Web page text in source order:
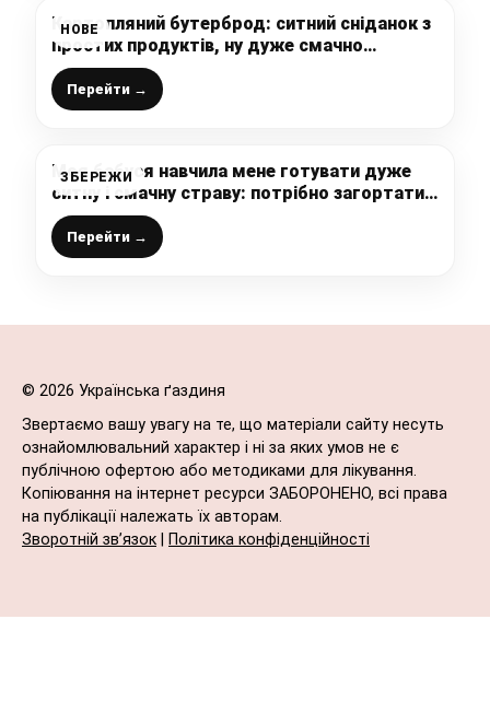
НОВЕ
Картопляний бутерброд: ситний сніданок з
простих продуктів, ну дуже смачно
виходить
Перейти →
ЗБЕРЕЖИ
Моя бабуся навчила мене готувати дуже
ситну і смачну страву: потрібно загортати
тісто в трубочки і викласти поверх капусти
Перейти →
© 2026 Українська ґаздиня
Звертаємо вашу увагу на те, що матеріали сайту несуть
ознайомлювальний характер і ні за яких умов не є
публічною офертою або методиками для лікування.
Копіювання на інтернет ресурси ЗАБОРОНЕНО, всі права
на публікації належать їх авторам.
Зворотній зв’язок
Політика конфіденційності